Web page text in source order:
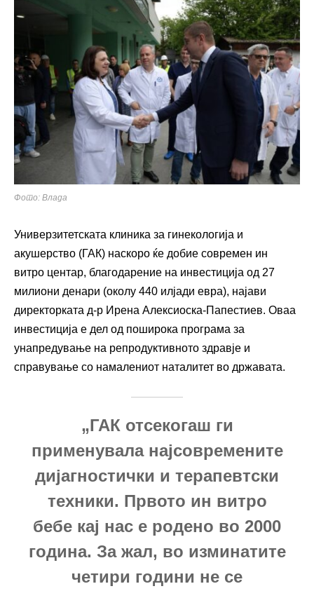
Фото: Влада
Универзитетската клиника за гинекологија и
акушерство (ГАК) наскоро ќе добие современ ин
витро центар, благодарение на инвестиција од 27
милиони денари (околу 440 илјади евра), најави
директорката д-р Ирена Алексиоска-Папестиев. Оваа
инвестиција е дел од поширока програма за
унапредување на репродуктивното здравје и
справување со намалениот наталитет во државата.
„ГАК отсекогаш ги
применувала најсовремените
дијагностички и терапевтски
техники. Првото ин витро
бебе кај нас е родено во 2000
година. За жал, во изминатите
четири години не се